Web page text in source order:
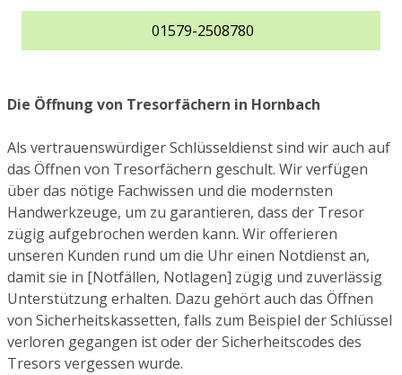
01579-2508780
Die Öffnung von Tresorfächern in Hornbach
Als vertrauenswürdiger Schlüsseldienst sind wir auch auf
das Öffnen von Tresorfächern geschult. Wir verfügen
über das nötige Fachwissen und die modernsten
Handwerkzeuge, um zu garantieren, dass der Tresor
zügig aufgebrochen werden kann. Wir offerieren
unseren Kunden rund um die Uhr einen Notdienst an,
damit sie in [Notfällen, Notlagen] zügig und zuverlässig
Unterstützung erhalten. Dazu gehört auch das Öffnen
von Sicherheitskassetten, falls zum Beispiel der Schlüssel
verloren gegangen ist oder der Sicherheitscodes des
Tresors vergessen wurde.